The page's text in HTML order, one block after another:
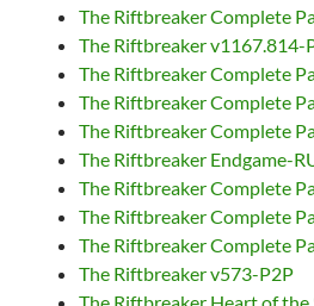
The Riftbreaker Complete
The Riftbreaker v1167.814-
The Riftbreaker Complete
The Riftbreaker Complete
The Riftbreaker Complete
The Riftbreaker Endgame-
The Riftbreaker Complete
The Riftbreaker Complete
The Riftbreaker Complete
The Riftbreaker v573-P2P
The Riftbreaker Heart of the